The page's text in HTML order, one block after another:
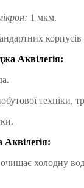
1 мкм.
Аквілегія:
техніки,
холодну